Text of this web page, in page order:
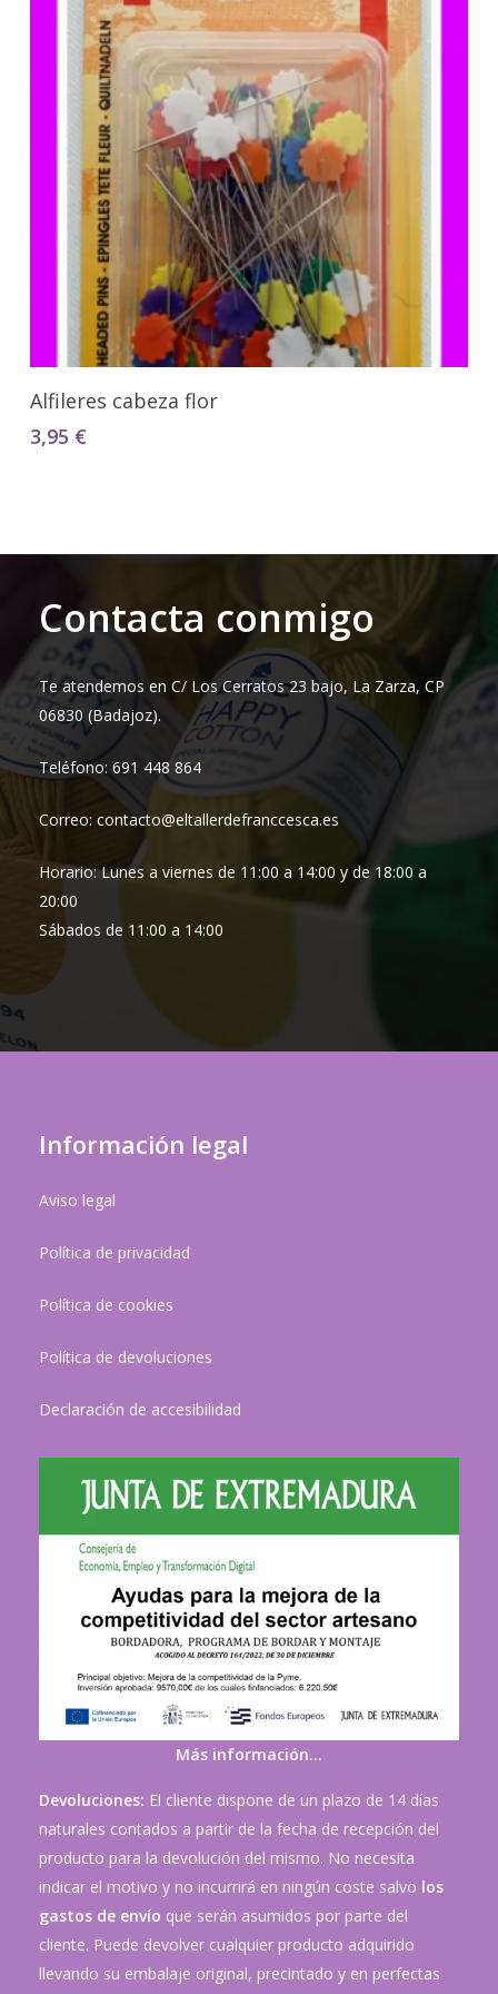
Alfileres cabeza flor
3,95 €
Contacta conmigo
Te atendemos en C/ Los Cerratos 23 bajo, La Zarza, CP
06830 (Badajoz).
Teléfono: 691 448 864
Correo: contacto@eltallerdefranccesca.es
Horario: Lunes a viernes de 11:00 a 14:00 y de 18:00 a
20:00
Sábados de 11:00 a 14:00
Información legal
Aviso legal
Política de privacidad
Política de cookies
Política de devoluciones
Declaración de accesibilidad
Más información…
Devoluciones: El cliente dispone de un plazo de 14 días
naturales contados a partir de la fecha de recepción del
producto para la devolución del mismo. No necesita
indicar el motivo y no incurrirá en ningún coste salvo los
gastos de envío que serán asumidos por parte del
cliente. Puede devolver cualquier producto adquirido
llevando su embalaje original, precintado y en perfectas